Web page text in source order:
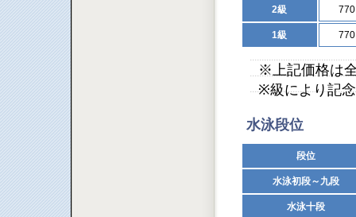
2級
1級
※上記価格は
※級により記
水泳段位
段位
水泳初段～九段
水泳十段